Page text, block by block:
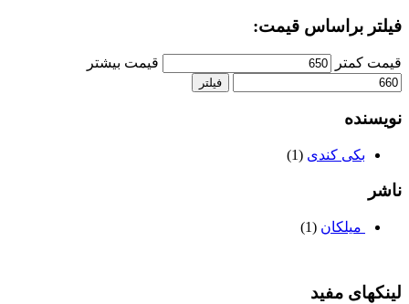
فیلتر براساس قیمت:
قیمت کمتر قیمت بیشتر
فیلتر
نویسنده
بکی کندی (1)
ناشر
میلکان (1)
لینکهای مفید